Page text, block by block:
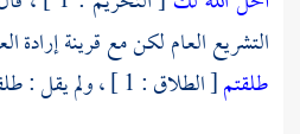
التشريع العام لكن مع قرينة إرادة
طلقتم[ الطلاق : 1 ] ، ولم يقل : طلقت .